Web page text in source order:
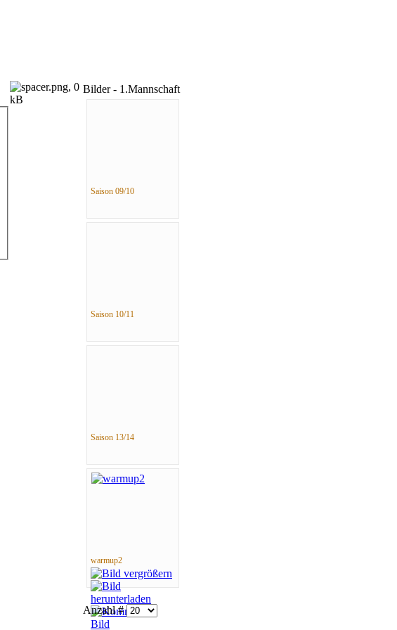
Bilder - 1.Mannschaft
Saison 09/10
Saison 10/11
Saison 13/14
warmup2
Anzahl #